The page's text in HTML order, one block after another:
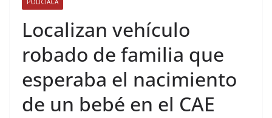
POLICIACA
Localizan vehículo
robado de familia que
esperaba el nacimiento
de un bebé en el CAE